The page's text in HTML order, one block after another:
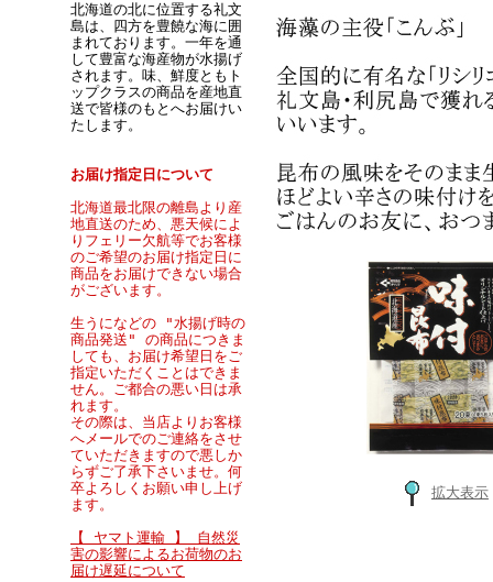
北海道の北に位置する礼文
島は、四方を豊饒な海に囲
まれております。一年を通
して豊富な海産物が水揚げ
されます。味、鮮度ともト
ップクラスの商品を産地直
送で皆様のもとへお届けい
たします。
お届け指定日について
北海道最北限の離島より産
地直送のため、悪天候によ
りフェリー欠航等でお客様
のご希望のお届け指定日に
商品をお届けできない場合
がございます。
生うになどの "水揚げ時の
商品発送" の商品につきま
しても、お届け希望日をご
指定いただくことはできま
せん。ご都合の悪い日は承
れます。
その際は、当店よりお客様
へメールでのご連絡をさせ
ていただきますので悪しか
らずご了承下さいませ。何
卒よろしくお願い申し上げ
ます。
【 ヤマト運輸 】 自然災
害の影響によるお荷物のお
届け遅延について
拡大表示